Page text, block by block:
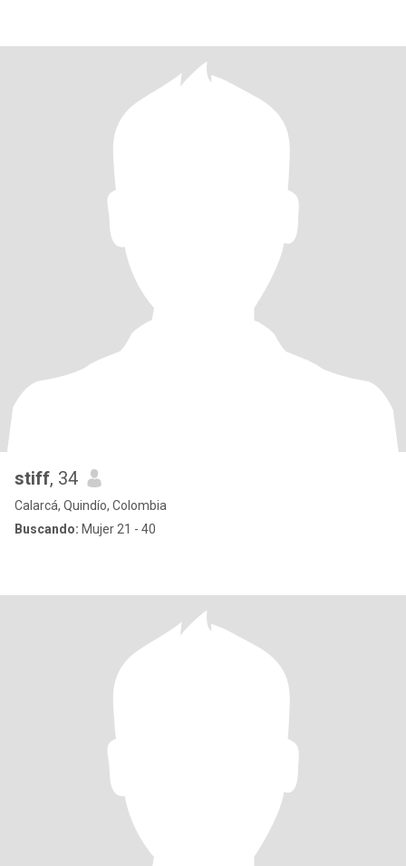
stiff, 34
Calarcá, Quindío, Colombia
Buscando: Mujer 21 - 40